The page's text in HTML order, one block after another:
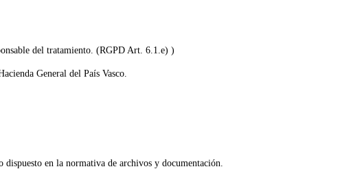
del tratamiento. (RGPD Art. 6.1.e) )
General del País Vasco.
en la normativa de archivos y documentación.